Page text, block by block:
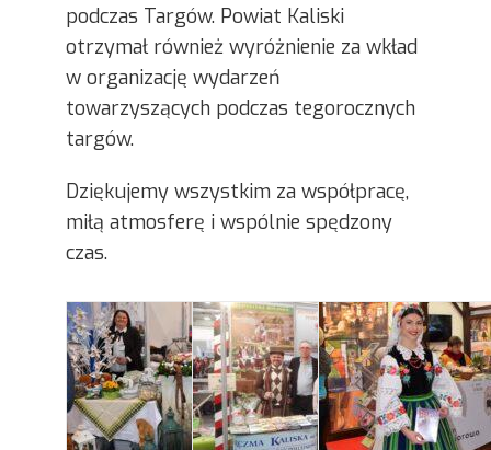
podczas Targów. Powiat Kaliski
otrzymał również wyróżnienie za wkład
w organizację wydarzeń
towarzyszących podczas tegorocznych
targów.
Dziękujemy wszystkim za współpracę,
miłą atmosferę i wspólnie spędzony
czas.